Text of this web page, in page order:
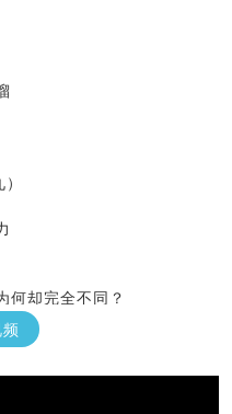
为何却完全不同？